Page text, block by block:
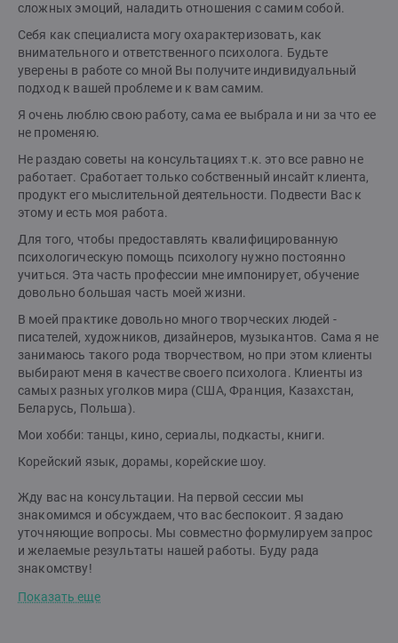
сложных эмоций, наладить отношения с самим собой.
Себя как специалиста могу охарактеризовать, как
внимательного и ответственного психолога. Будьте
уверены в работе со мной Вы получите индивидуальный
подход к вашей проблеме и к вам самим.
Я очень люблю свою работу, сама ее выбрала и ни за что ее
не променяю.
Не раздаю советы на консультациях т.к. это все равно не
работает. Сработает только собственный инсайт клиента,
продукт его мыслительной деятельности. Подвести Вас к
этому и есть моя работа.
Для того, чтобы предоставлять квалифицированную
психологическую помощь психологу нужно постоянно
учиться. Эта часть профессии мне импонирует, обучение
довольно большая часть моей жизни.
В моей практике довольно много творческих людей -
писателей, художников, дизайнеров, музыкантов. Сама я не
занимаюсь такого рода творчеством, но при этом клиенты
выбирают меня в качестве своего психолога. Клиенты из
самых разных уголков мира (США, Франция, Казахстан,
Беларусь, Польша).
Мои хобби: танцы, кино, сериалы, подкасты, книги.
Корейский язык, дорамы, корейские шоу.
Жду вас на консультации. На первой сессии мы
знакомимся и обсуждаем, что вас беспокоит. Я задаю
уточняющие вопросы. Мы совместно формулируем запрос
и желаемые результаты нашей работы. Буду рада
знакомству!
Показать еще